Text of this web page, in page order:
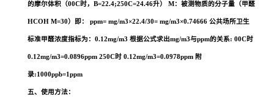
的摩尔体积（00C时，B=22.4;250C=24.46升） M：被测物质的分子量（甲醛
HCOH M=30）即： ppm= mg/m3×22.4/30= mg/m3×0.74666 公共场所卫生
标准甲醛浓度指标为：0.12mg/m3 根据公式求出mg/m3与ppm的关系: 00C时
0.12mg/m3=0.0896ppm 250C时 0.12mg/m3=0.0978ppm 附
录:1000ppb=1ppm
五、使用方法：